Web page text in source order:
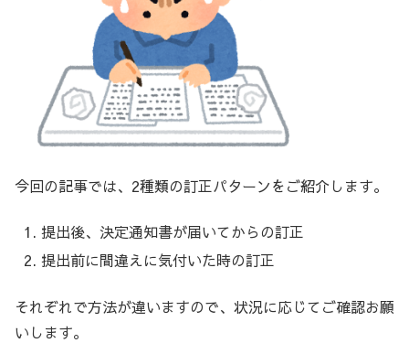
今回の記事では、2種類の訂正パターンをご紹介します。
提出後、決定通知書が届いてからの訂正
提出前に間違えに気付いた時の訂正
それぞれで方法が違いますので、状況に応じてご確認お願
いします。